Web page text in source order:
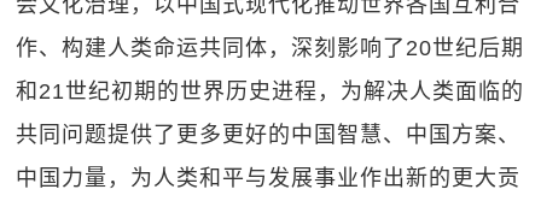
作、构建人类命运共同体，深刻影响了20世纪后期
和21世纪初期的世界历史进程，为解决人类面临的
共同问题提供了更多更好的中国智慧、中国方案、
中国力量，为人类和平与发展事业作出新的更大贡